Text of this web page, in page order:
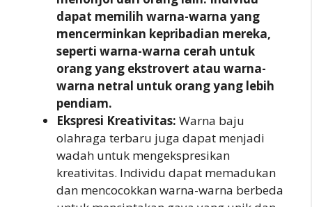
dapat memilih warna-warna yang
mencerminkan kepribadian mereka,
seperti warna-warna cerah untuk
orang yang ekstrovert atau warna-
warna netral untuk orang yang lebih
pendiam.
Ekspresi Kreativitas: Warna baju
olahraga terbaru juga dapat menjadi
wadah untuk mengekspresikan
kreativitas. Individu dapat memadukan
dan mencocokkan warna-warna berbeda